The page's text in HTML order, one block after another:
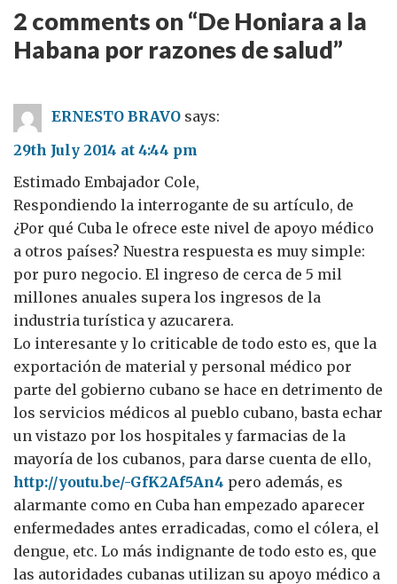
2 comments on “De Honiara a la
Habana por razones de salud”
ERNESTO BRAVO says:
29th July 2014 at 4:44 pm
Estimado Embajador Cole,
Respondiendo la interrogante de su artículo, de
¿Por qué Cuba le ofrece este nivel de apoyo médico
a otros países? Nuestra respuesta es muy simple:
por puro negocio. El ingreso de cerca de 5 mil
millones anuales supera los ingresos de la
industria turística y azucarera.
Lo interesante y lo criticable de todo esto es, que la
exportación de material y personal médico por
parte del gobierno cubano se hace en detrimento de
los servicios médicos al pueblo cubano, basta echar
un vistazo por los hospitales y farmacias de la
mayoría de los cubanos, para darse cuenta de ello,
http://youtu.be/-GfK2Af5An4 pero además, es
alarmante como en Cuba han empezado aparecer
enfermedades antes erradicadas, como el cólera, el
dengue, etc. Lo más indignante de todo esto es, que
las autoridades cubanas utilizan su apoyo médico a